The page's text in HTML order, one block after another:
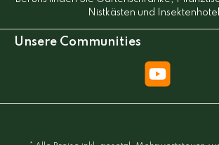
Nistkästen und
Unsere Communities